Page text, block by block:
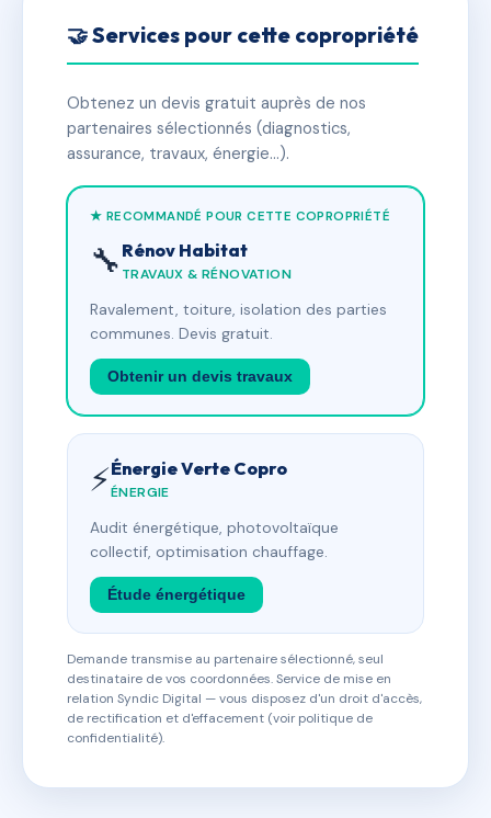
🤝 Services pour cette copropriété
Obtenez un devis gratuit auprès de nos
partenaires sélectionnés (diagnostics,
assurance, travaux, énergie…).
★ RECOMMANDÉ POUR CETTE COPROPRIÉTÉ
🔧 Rénov Habitat
TRAVAUX & RÉNOVATION
Ravalement, toiture, isolation des parties
communes. Devis gratuit.
Obtenir un devis travaux
⚡Énergie Verte Copro
ÉNERGIE
Audit énergétique, photovoltaïque
collectif, optimisation chauffage.
Étude énergétique
Demande transmise au partenaire sélectionné, seul
destinataire de vos coordonnées. Service de mise en
relation Syndic Digital — vous disposez d'un droit d'accès,
de rectification et d'effacement (voir politique de
confidentialité).